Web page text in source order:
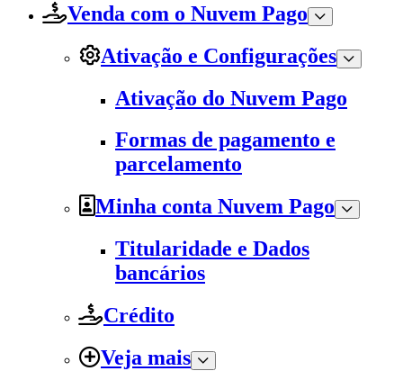
Venda com o Nuvem Pago
Ativação e Configurações
Ativação do Nuvem Pago
Formas de pagamento e
parcelamento
Minha conta Nuvem Pago
Titularidade e Dados
bancários
Crédito
Veja mais